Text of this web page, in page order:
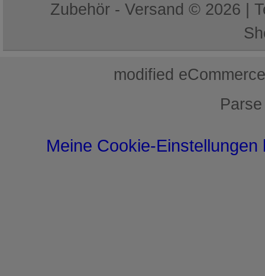
Zubehör - Versand © 2026 |
mod ified
Meine Cookie-